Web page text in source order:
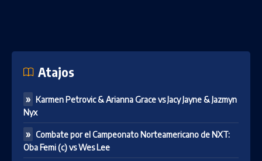
Atajos
Karmen Petrovic & Arianna Grace vs Jacy Jayne & Jazmyn
Nyx
Combate por el Campeonato Norteamericano de NXT:
Oba Femi (c) vs Wes Lee